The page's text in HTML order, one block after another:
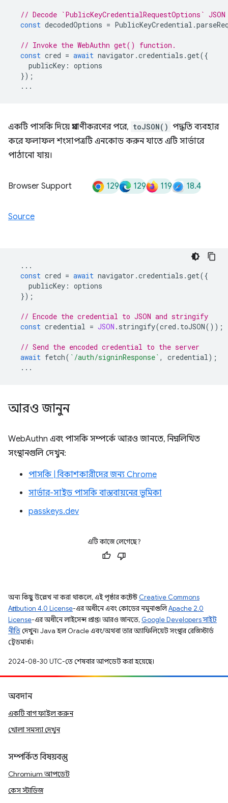
// Decode `PublicKeyCredentialRequestOptions`
const decodedOptions = PublicKeyCredential .
// Invoke the WebAuthn get() function.
const cred = await navigator .credentials .get({
publicKey : options
});
...
একটি পাসকি দিয়ে প্রমাণীকরণের পরে, toJSON() পদ্ধতি ব্যবহার
করে ফলাফল শংসাপত্রটি এনকোড করুন যাতে এটি সার্ভারে
পাঠানো যায়।
Browser Support 129 129 119 18.4
Source
...
const cred = await navigator .credentials .get({
publicKey : options
});
// Encode the credential to JSON and stringify
const credential = JSON . stringify(cred . toJSON());
// Send the encoded credential to the server
await fetch( `/auth/signinResponse` , credential);
...
আরও জানুন
WebAuthn এবং পাসকি সম্পর্কে আরও জানতে, নিম্নলিখিত
সংস্থানগুলি দেখুন:
পাসকি | বিকাশকারীদের জন্য Chrome
সার্ভার-সাইড পাসকি বাস্তবায়নের ভূমিকা
passkeys.dev
এটি কাজে লেগেছে?
অন্য কিছু উল্লেখ না করা থাকলে, এই পৃষ্ঠার কন্টেন্ট Creative Commons
Attribution 4.0 License-এর অধীনে এবং কোডের নমুনাগুলিApache 2.0
License-এর অধীনে লাইসেন্স প্রাপ্ত। আরও জানতে, Google Developers সাইট
নীতিদেখুন। Java হল Oracle এবং/অথবা তার অ্যাফিলিয়েট সংস্থার রেজিস্টার্ড
ট্রেডমার্ক।
2024-08-30 UTC-তে শেষবার আপডেট করা হয়েছে।
অবদান
একটি বাগ ফাইল করুন
খোলা সমস্যা দেখুন
সম্পর্কিত বিষয়বস্তু
Chromium আপডেট
কেস স্টাডিজ